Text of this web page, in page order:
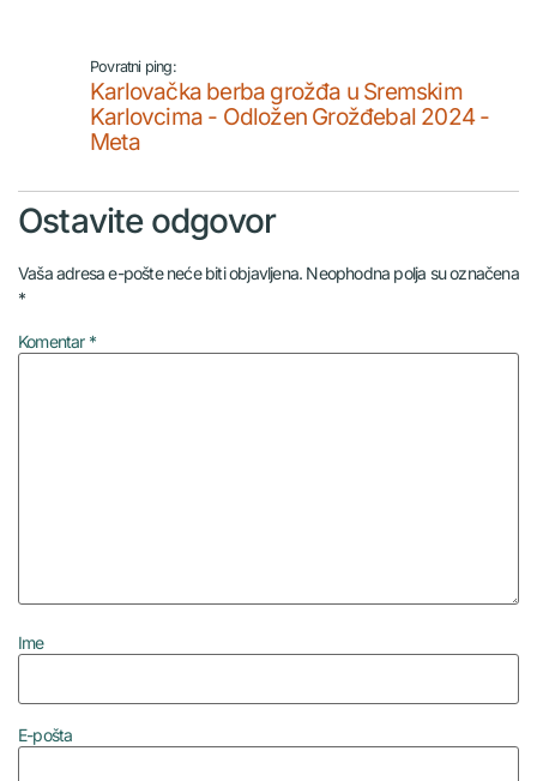
Povratni ping:
Karlovačka berba grožđa u Sremskim
Karlovcima - Odložen Grožđebal 2024 -
Meta
Ostavite odgovor
Vaša adresa e-pošte neće biti objavljena. Neophodna polja su označena
*
Komentar *
Ime
E-pošta